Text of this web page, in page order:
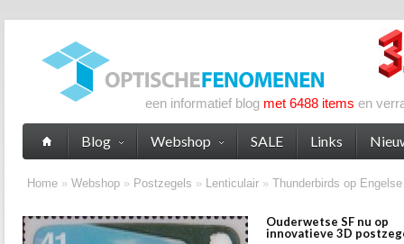
een informatief blog met 6488 items en
Home » Webshop » Postzegels » Lenticulair » Thunderbirds op
Ouderwetse SF nu op
innovatieve 3D
Blog Webshop SALE Links